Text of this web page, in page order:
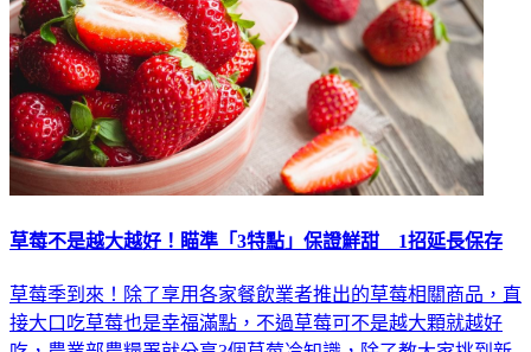
草莓不是越大越好！瞄準「3特點」保證鮮甜 1招延長保存
草莓季到來！除了享用各家餐飲業者推出的草莓相關商品，直
接大口吃草莓也是幸福滿點，不過草莓可不是越大顆就越好